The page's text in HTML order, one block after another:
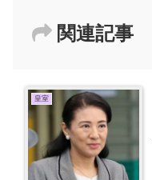
関連記事
皇室